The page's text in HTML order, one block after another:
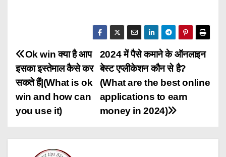
P
o
s
t
n
2024 में पैसे कमाने के ऑनलाइन
बेस्ट एप्लीकेशन कौन से है?
(What are the best online
applications to earn
money in 2024)
Ok win क्या है आप
इसका इस्तेमाल कैसे कर
सकते हैं|(What is ok
win and how can
you use it)